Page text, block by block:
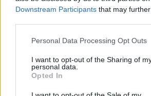
Downstream Participants that may
Please note that this website/app uses
not limited to your visit or usage
grant or deny consent to Google and its
use your data for below specified
consent section.
Personal Data Processing Opt Outs
I want to opt-out of the Sharing of
personal data.
Opted In
Meteo Olbia 7 agosto, sole
protagonisti